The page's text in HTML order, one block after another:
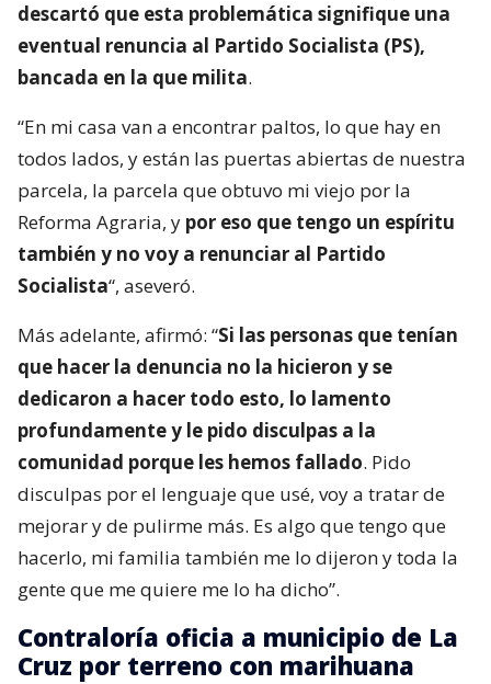
descartó que esta problemática signifique una
eventual renuncia al Partido Socialista (PS),
bancada en la que milita.
“En mi casa van a encontrar paltos, lo que hay en
todos lados, y están las puertas abiertas de nuestra
parcela, la parcela que obtuvo mi viejo por la
Reforma Agraria, y por eso que tengo un espíritu
también y no voy a renunciar al Partido
Socialista“, aseveró.
Más adelante, afirmó: “Si las personas que tenían
que hacer la denuncia no la hicieron y se
dedicaron a hacer todo esto, lo lamento
profundamente y le pido disculpas a la
comunidad porque les hemos fallado. Pido
disculpas por el lenguaje que usé, voy a tratar de
mejorar y de pulirme más. Es algo que tengo que
hacerlo, mi familia también me lo dijeron y toda la
gente que me quiere me lo ha dicho”.
Contraloría oficia a municipio de La
Cruz por terreno con marihuana